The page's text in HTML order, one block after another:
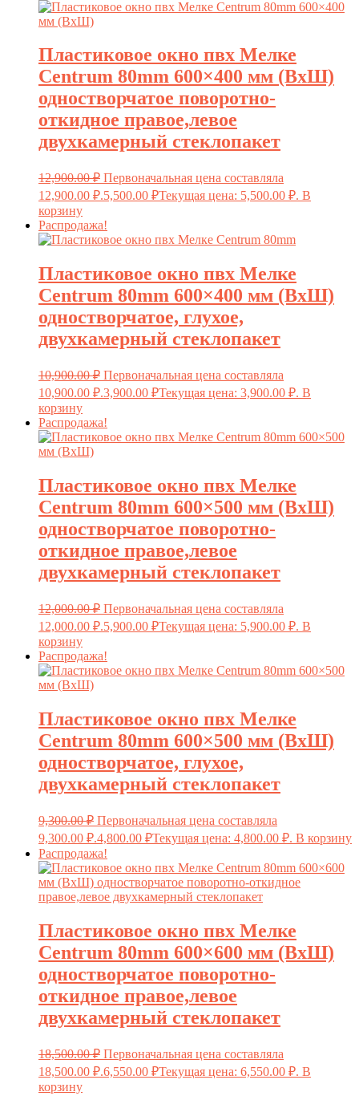
Пластиковое окно пвх Мелке
Centrum 80mm 600×400 мм (ВxШ)
одностворчатое поворотно-
откидное правое,левое
двухкамерный стеклопакет
12,900.00₽ Первоначальная цена составляла
12,900.00 ₽.5,500.00 ₽Текущая цена: 5,500.00 ₽. В
корзину
Распродажа!
Пластиковое окно пвх Мелке
Centrum 80mm 600×400 мм (ВxШ)
одностворчатое, глухое,
двухкамерный стеклопакет
10,900.00₽ Первоначальная цена составляла
10,900.00 ₽.3,900.00 ₽Текущая цена: 3,900.00 ₽. В
корзину
Распродажа!
Пластиковое окно пвх Мелке
Centrum 80mm 600×500 мм (ВxШ)
одностворчатое поворотно-
откидное правое,левое
двухкамерный стеклопакет
12,000.00₽ Первоначальная цена составляла
12,000.00 ₽.5,900.00 ₽Текущая цена: 5,900.00 ₽. В
корзину
Распродажа!
Пластиковое окно пвх Мелке
Centrum 80mm 600×500 мм (ВxШ)
одностворчатое, глухое,
двухкамерный стеклопакет
9,300.00₽ Первоначальная цена составляла
9,300.00 ₽.4,800.00 ₽Текущая цена: 4,800.00 ₽. В корзину
Распродажа!
Пластиковое окно пвх Мелке
Centrum 80mm 600×600 мм (ВxШ)
одностворчатое поворотно-
откидное правое,левое
двухкамерный стеклопакет
18,500.00₽ Первоначальная цена составляла
18,500.00 ₽.6,550.00 ₽Текущая цена: 6,550.00 ₽. В
корзину